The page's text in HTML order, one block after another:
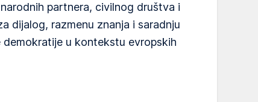
partnera, civilnog društva i
dijalog, razmenu znanja i saradnju
demokratije u kontekstu evropskih